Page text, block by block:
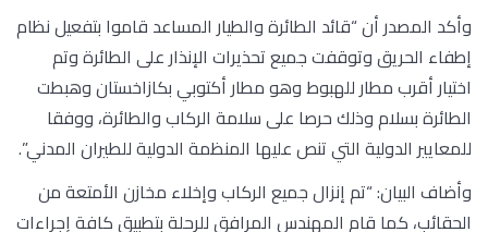
وأكد المصدر أن “قائد الطائرة والطيار المساعد قاموا بتفعيل نظام
إطفاء الحريق وتوقفت جميع تحذيرات الإنذار على الطائرة وتم
اختيار أقرب مطار للهبوط وهو مطار أكتوبي بكازاخستان وهبطت
الطائرة بسلام وذلك حرصا على سلامة الركاب والطائرة، ووفقا
للمعايير الدولية التي تنص عليها المنظمة الدولية للطيران المدني”.
وأضاف البيان: “تم إنزال جميع الركاب وإخلاء مخازن الأمتعة من
الحقائب، كما قام المهندس المرافق للرحلة بتطبيق كافة إجراءات